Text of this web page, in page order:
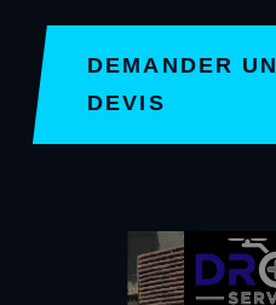
DEMANDER UN
DEVIS